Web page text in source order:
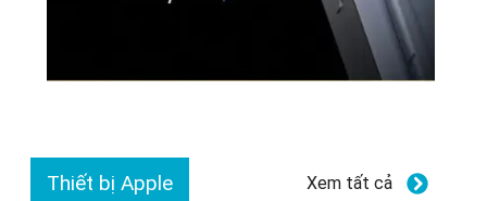
Thiết bị Apple Xem tất cả